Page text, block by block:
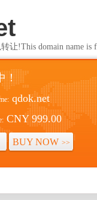
让!This domain name is
！
qdok.net
CNY 999.00
BUY NOW >>